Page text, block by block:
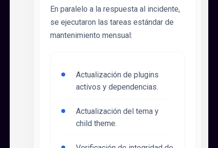
En paralelo a la respuesta al incidente,
se ejecutaron las tareas estándar de
mantenimiento mensual:
Actualización de plugins
activos y dependencias.
Actualización del tema y
child theme.